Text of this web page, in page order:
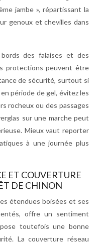
jambe », répartissant la
genoux et chevilles dans
des falaises et des
protections peuvent être
de sécurité, surtout si
période de gel, évitez les
rocheux ou des passages
sur une marche peut
Mieux vaut reporter
à une journée plus
ET COUVERTURE
DE CHINON
étendues boisées et ses
offre un sentiment
toutefois une bonne
La couverture réseau